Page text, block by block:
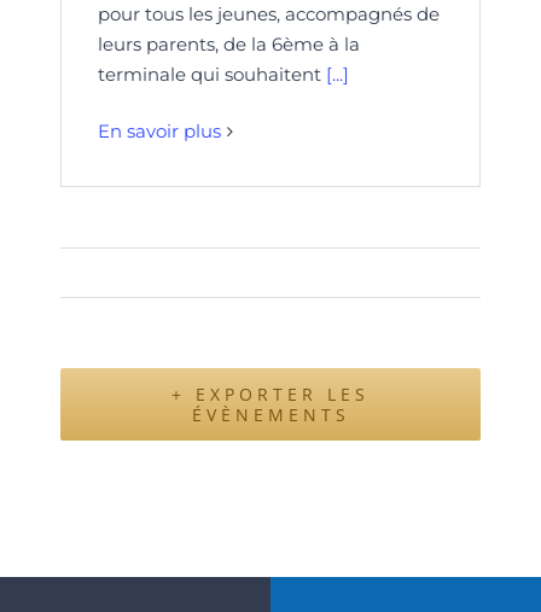
pour tous les jeunes, accompagnés de
leurs parents, de la 6ème à la
terminale qui souhaitent [...]
En savoir plus
+ EXPORTER LES
ÉVÈNEMENTS